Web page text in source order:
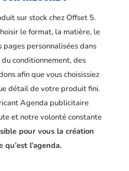
sur stock chez Offset 5.
le format, la matière, le
pages personnalisées dans
conditionnement, des
afin que vous choisissiez
détail de votre produit fini.
Agenda publicitaire
et notre volonté constante
pour vous la création
qu’est l’agenda.